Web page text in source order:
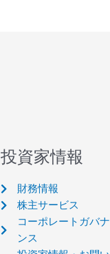
投資家情報
財務情報
株主サービス
コーポレートガバナ
ンス